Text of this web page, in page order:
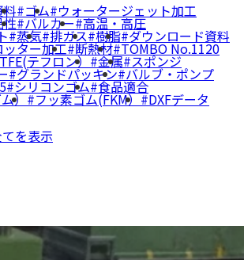
料 ゴム ウォータージェット加工
性 バルカー 高温・高圧
蒸気 排ガス 樹脂 ダウンロード資料
ッター加工 断熱材 TOMBO No.1120
テフロン） 金属 スポンジ
グランドパッキン バルブ・ポンプ
シリコンゴム 食品適合
） フッ素ゴム(FKM） DXFデータ
を表示